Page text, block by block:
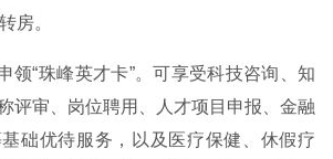
房。
领“珠峰英才卡”。可享受科技咨询、知
评审、岗位聘用、人才项目申报、金融
础优待服务，以及医疗保健、休假疗